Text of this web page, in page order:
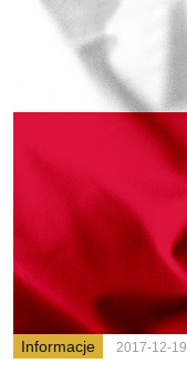
Informacje 2017-12-19